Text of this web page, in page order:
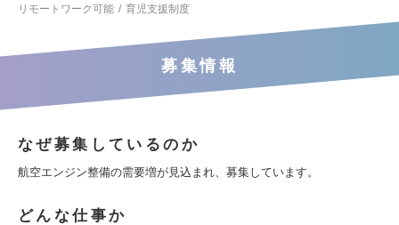
リモートワーク可能
育児支援制度
募集情報
なぜ募集しているのか
航空エンジン整備の需要増が見込まれ、募集しています。
どんな仕事か